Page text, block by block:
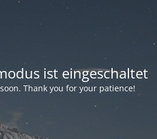
ist eingeschaltet
Thank you for your patience!